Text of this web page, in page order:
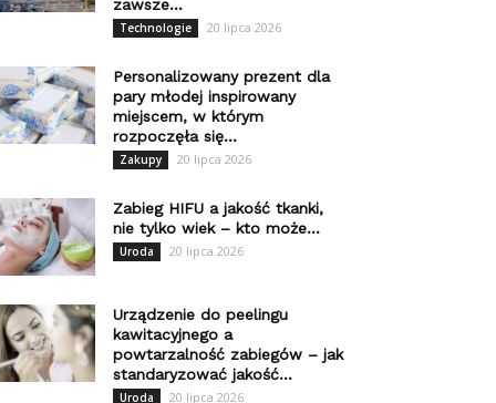
zawsze...
Technologie 20 lipca 2026
Personalizowany prezent dla
pary młodej inspirowany
miejscem, w którym
rozpoczęła się...
Zakupy 20 lipca 2026
Zabieg HIFU a jakość tkanki,
nie tylko wiek – kto może...
Uroda 20 lipca 2026
Urządzenie do peelingu
kawitacyjnego a
powtarzalność zabiegów – jak
standaryzować jakość...
Uroda 20 lipca 2026